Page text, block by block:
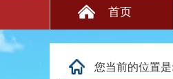
首页
您当前的位置是: